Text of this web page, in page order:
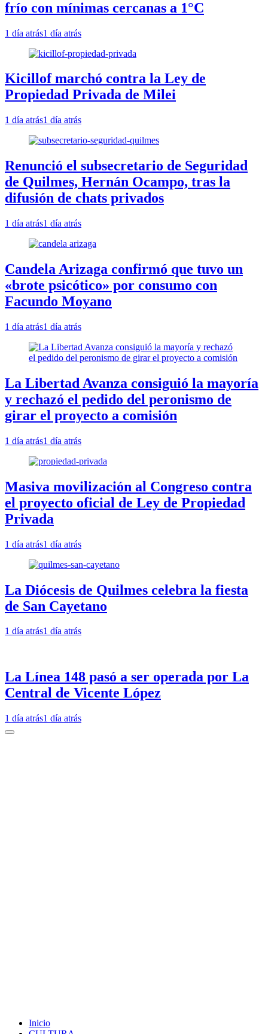
frío con mínimas cercanas a 1°C
1 día atrás1 día atrás
Kicillof marchó contra la Ley de
Propiedad Privada de Milei
1 día atrás1 día atrás
Renunció el subsecretario de Seguridad
de Quilmes, Hernán Ocampo, tras la
difusión de chats privados
1 día atrás1 día atrás
Candela Arizaga confirmó que tuvo un
«brote psicótico» por consumo con
Facundo Moyano
1 día atrás1 día atrás
La Libertad Avanza consiguió la mayoría
y rechazó el pedido del peronismo de
girar el proyecto a comisión
1 día atrás1 día atrás
Masiva movilización al Congreso contra
el proyecto oficial de Ley de Propiedad
Privada
1 día atrás1 día atrás
La Diócesis de Quilmes celebra la fiesta
de San Cayetano
1 día atrás1 día atrás
La Línea 148 pasó a ser operada por La
Central de Vicente López
1 día atrás1 día atrás
Inicio